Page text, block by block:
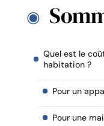
Quel est le
habitation ?
Pour un
Pour une